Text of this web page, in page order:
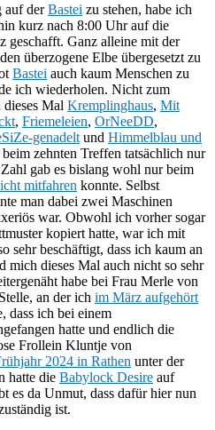
auf derBastei zu stehen, habe ich
kurz nach 8:00 Uhr auf die
geschafft. Ganz alleine mit der
überzogene Elbe übergesetzt zu
Bastei auch kaum Menschen zu
ich wiederholen. Nicht zum
Mal Kremplinghaus, Mit
, Friemeleien, OrNeeDD,
genadelt und Himmelblau und
zehnten Treffen tatsächlich nur
gab es bislang wohl nur beim
mitfahren konnte. Selbst
man dabei zwei Maschinen
war. Obwohl ich vorher sogar
kopiert hatte, war ich mit
sehr beschäftigt, dass ich kaum an
mich dieses Mal auch nicht so sehr
habe bei Frau Merle von
an der ich im März aufgehört
dass ich bei einem
hatte und endlich die
Frollein Kluntje von
2024 in Rathen unter der
hatte die Babylock Desire auf
es da Unmut, dass dafür hier nun
ist.